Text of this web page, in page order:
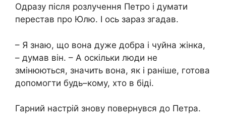
Одразу після розлучення Петро і думати
перестав про Юлю. І ось зараз згадав.
– Я знаю, що вона дуже добра і чуйна жінка,
– думав він. – А оскільки люди не
змінюються, значить вона, як і раніше, готова
допомогти будь–кому, хто в біді.
Гарний настрій знову повернувся до Петра.